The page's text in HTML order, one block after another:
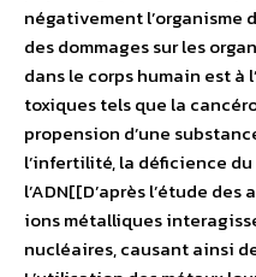
négativement l’organisme
des dommages sur les
dans le corps humain est à
toxiques tels que la
propension d’une
l’infertilité, la déficience
l’ADN[[D’après l’étude
ions métalliques
nucléaires, causant ainsi